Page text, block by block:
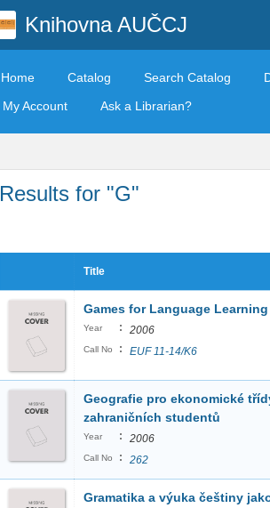
Knihovna AUČCJ
Home Catalog Search Catalog
My Account
Ask a Librarian?
Results for "G"
Title
Games for Language Learning
Year : 2006
Call No : EUF 11-14/K6
Geografie pro ekonomické
zahraničních studentů
Year : 2006
Call No : 262
Gramatika a výuka češtiny